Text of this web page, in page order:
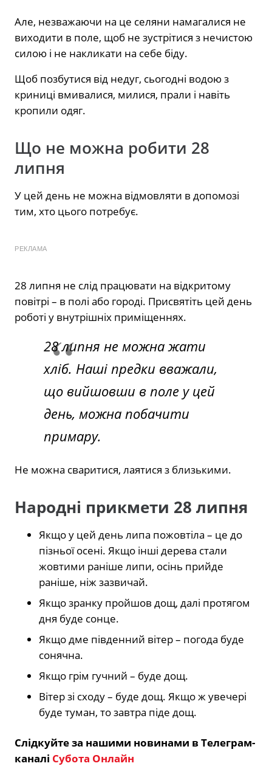
Але, незважаючи на це селяни намагалися не
виходити в поле, щоб не зустрітися з нечистою
силою і не накликати на себе біду.
Щоб позбутися від недуг, сьогодні водою з
криниці вмивалися, милися, прали і навіть
кропили одяг.
Що не можна робити 28
липня
У цей день не можна відмовляти в допомозі
тим, хто цього потребує.
РЕКЛАМА
28 липня не слід працювати на відкритому
повітрі – в полі або городі. Присвятіть цей день
роботі у внутрішніх приміщеннях.
28 липня не можна жати
хліб. Наші предки вважали,
що вийшовши в поле у цей
день, можна побачити
примару.
Не можна сваритися, лаятися з близькими.
Народні прикмети 28 липня
Якщо у цей день липа пожовтіла – це до
пізньої осені. Якщо інші дерева стали
жовтими раніше липи, осінь прийде
раніше, ніж зазвичай.
Якщо зранку пройшов дощ, далі протягом
дня буде сонце.
Якщо дме південний вітер – погода буде
сонячна.
Якщо грім гучний – буде дощ.
Вітер зі сходу – буде дощ. Якщо ж увечері
буде туман, то завтра піде дощ.
Слідкуйте за нашими новинами в Телеграм-
каналі Субота Онлайн